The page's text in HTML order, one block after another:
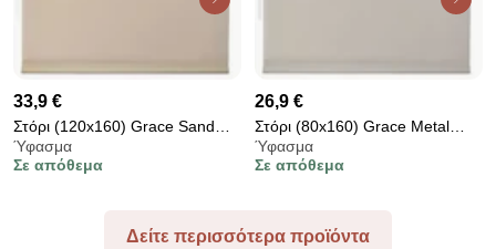
33,9 €
Στόρι (120x160) Grace Sand
412164
Ύφασμα
Σε απόθεμα
26,9 €
Στόρι (80x160) Grace Metal
408163
Ύφασμα
Σε απόθεμα
Δείτε περισσότερα προϊόντα